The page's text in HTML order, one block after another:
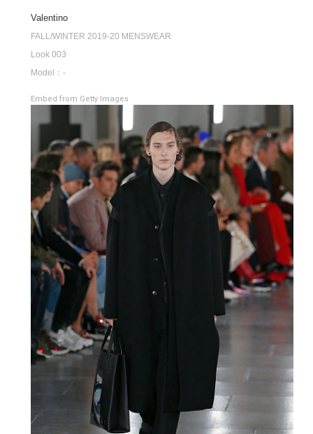
Valentino
FALL/WINTER 2019-20 MENSWEAR
Look 003
Model：-
Embed from Getty Images